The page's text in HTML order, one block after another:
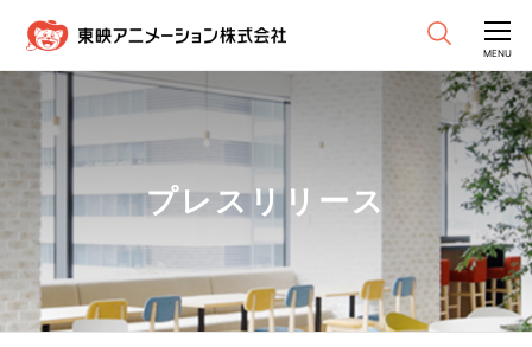
CLOSE
MENU
プレスリリース